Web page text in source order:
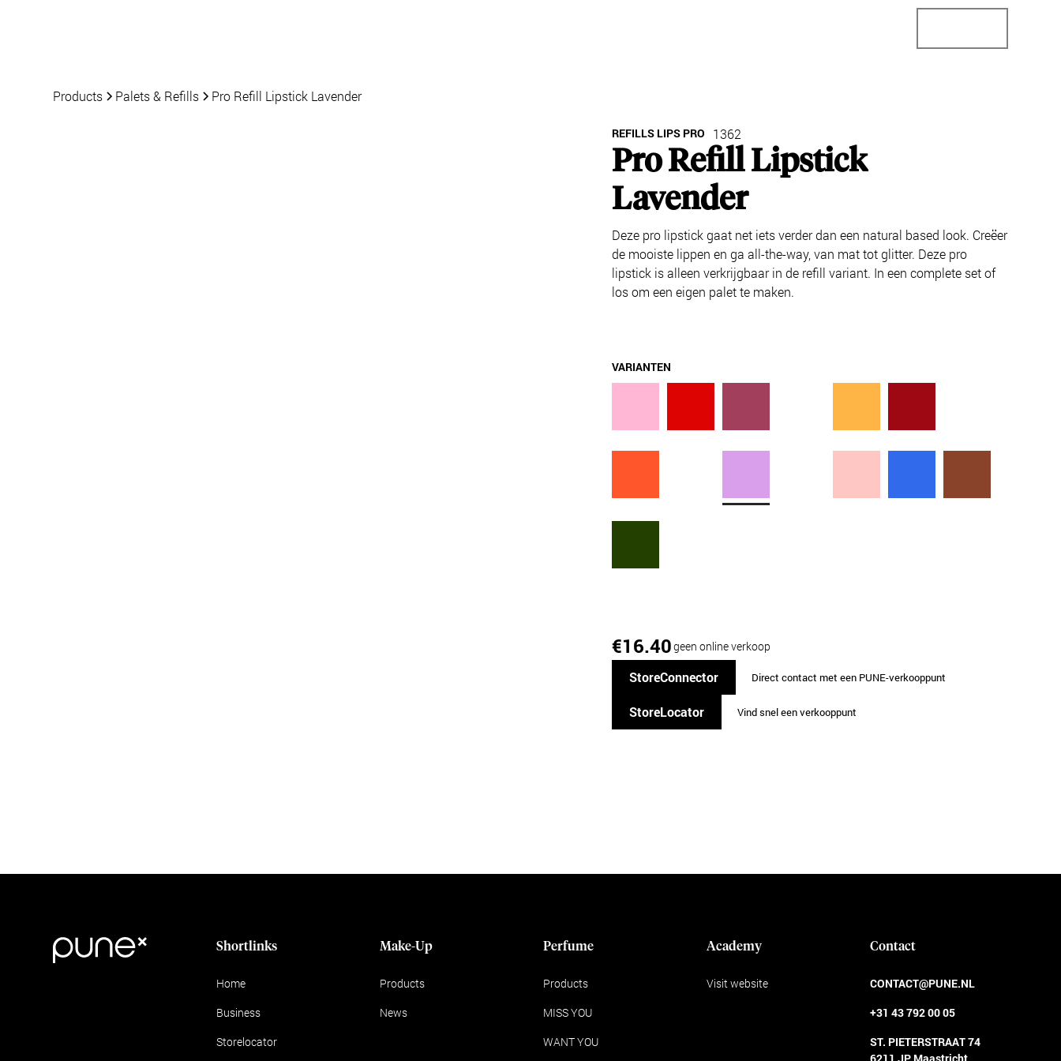
Products Palets & Refills Pro Refill Lipstick Lavender
REFILLS LIPS PRO 1362
Pro Refill Lipstick
Lavender
Deze pro lipstick gaat net iets verder dan een natural based look. Creëer
de mooiste lippen en ga all-the-way, van mat tot glitter. Deze pro
lipstick is alleen verkrijgbaar in de refill variant. In een complete set of
los om een eigen palet te maken.
VARIANTEN
€16.40geen online verkoop
StoreConnector Direct contact met een PUNE-verkooppunt
StoreLocator Vind snel een verkooppunt
Shortlinks
Home
Business
Storelocator
Make-Up
Products
News
Perfume
Products
MISS YOU
WANT YOU
Academy
Visit website
Contact
CONTACT@PUNE.NL
+31 43 792 00 05
ST. PIETERSTRAAT 74